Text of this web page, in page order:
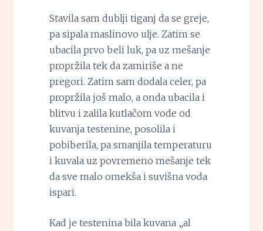
Stavila sam dublji tiganj da se greje,
pa sipala maslinovo ulje. Zatim se
ubacila prvo beli luk, pa uz mešanje
propržila tek da zamiriše a ne
pregori. Zatim sam dodala celer, pa
propržila još malo, a onda ubacila i
blitvu i zalila kutlačom vode od
kuvanja testenine, posolila i
pobiberila, pa smanjila temperaturu
i kuvala uz povremeno mešanje tek
da sve malo omekša i suvišna voda
ispari.
Kad je testenina bila kuvana „al